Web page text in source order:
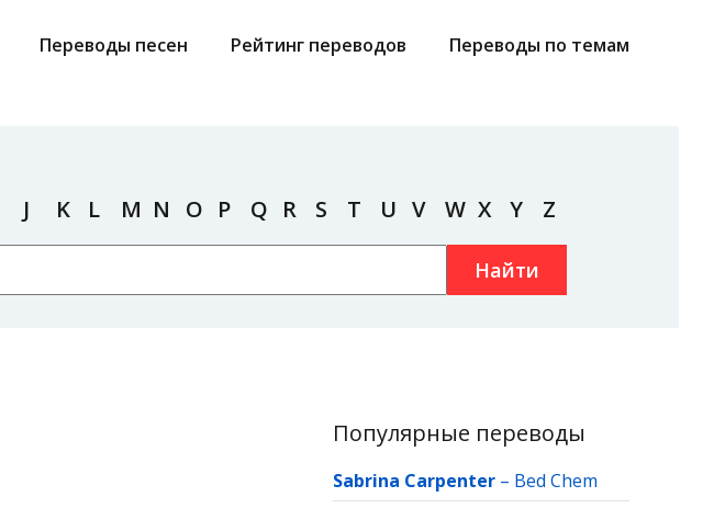
Переводы песен Рейтинг переводов Переводы по темам
J K L M N O P Q R S T U V W X Y Z
Найти
Популярные переводы
Sabrina Carpenter – Bed Chem